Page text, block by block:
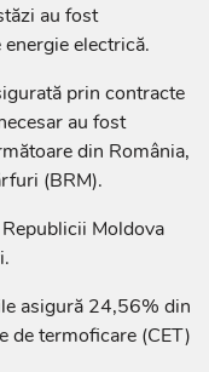
au fost
electrică.
prin contracte
au fost
din România,
(BRM).
Moldova
asigură 24,56% din
de termoficare (CET)